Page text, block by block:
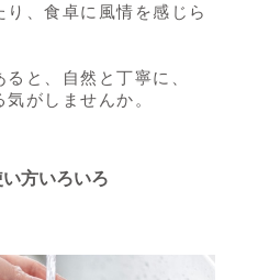
、食卓に風情を感じら
と、自然と丁寧に、
がしませんか。
方いろいろ